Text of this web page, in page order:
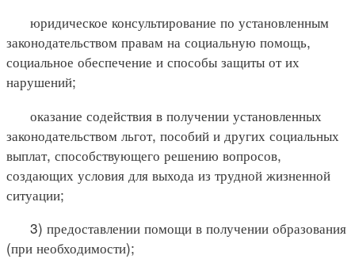
юридическое консультирование по установленным
законодательством правам на социальную помощь,
социальное обеспечение и способы защиты от их
нарушений;
оказание содействия в получении установленных
законодательством льгот, пособий и других социальных
выплат, способствующего решению вопросов,
создающих условия для выхода из трудной жизненной
ситуации;
3) предоставлении помощи в получении образования
(при необходимости);